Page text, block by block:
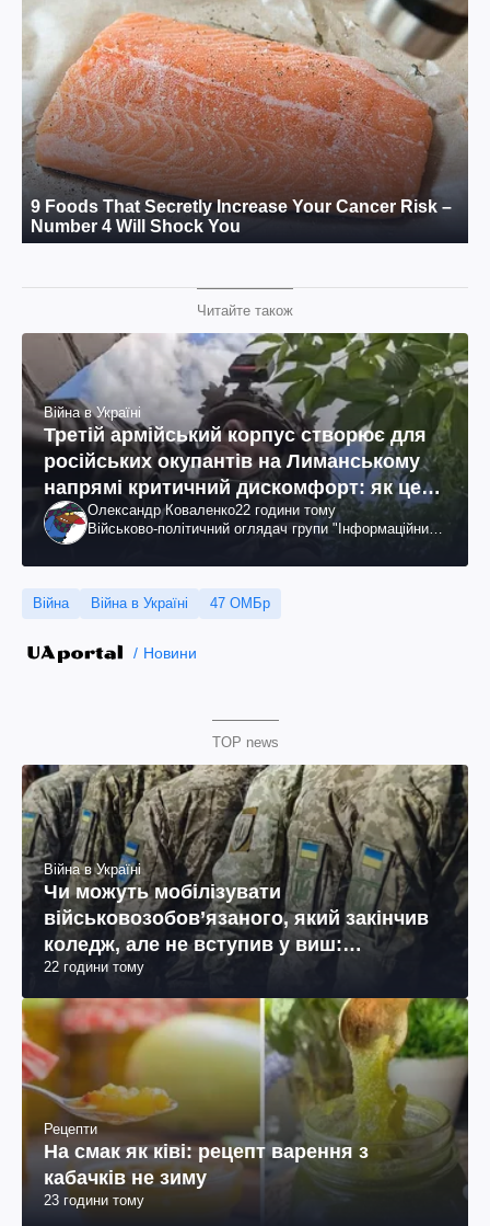
Читайте також
Війна в Україні
Третій армійський корпус створює для
російських окупантів на Лиманському
напрямі критичний дискомфорт: як це
вдалосяОлександр Коваленко22 години тому
Військово-політичний оглядач групи "Інформаційний
Війна Війна в Україні 47 ОМБр
Новини
TOP news
Війна в Україні
Чи можуть мобілізувати
військовозобов’язаного, який закінчив
коледж, але не вступив у виш:
пояснення юриста
22 години тому
Рецепти
На смак як ківі: рецепт варення з
кабачків не зиму
23 години тому